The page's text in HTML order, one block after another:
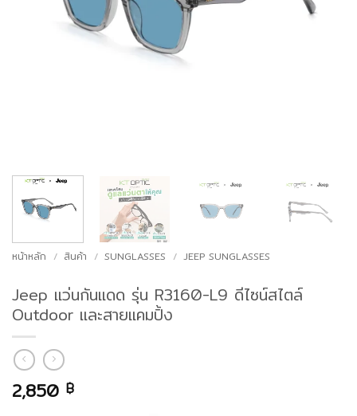
หน้าหลัก / สินค้า / SUNGLASSES / JEEP SUNGLASSES
Jeep แว่นกันแดด รุ่น R3160-L9 ดีไซน์สไตล์
Outdoor และสายแคมปิ้ง
2,850 ฿